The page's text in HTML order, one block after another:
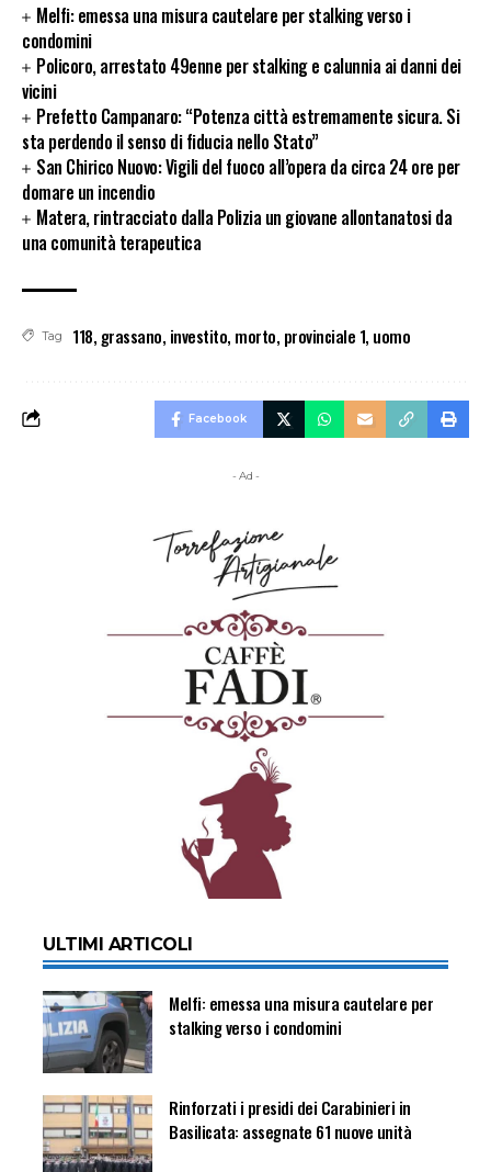
Melfi: emessa una misura cautelare per stalking verso i
condomini
Policoro, arrestato 49enne per stalking e calunnia ai danni dei
vicini
Prefetto Campanaro: “Potenza città estremamente sicura. Si
sta perdendo il senso di fiducia nello Stato”
San Chirico Nuovo: Vigili del fuoco all’opera da circa 24 ore per
domare un incendio
Matera, rintracciato dalla Polizia un giovane allontanatosi da
una comunità terapeutica
Tag 118, grassano, investito, morto, provinciale 1, uomo
Facebook
- Ad -
ULTIMI ARTICOLI
Melfi: emessa una misura cautelare per
stalking verso i condomini
Rinforzati i presidi dei Carabinieri in
Basilicata: assegnate 61 nuove unità